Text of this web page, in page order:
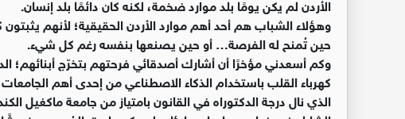
وهؤلاء الشباب هم أحد أهم موارد الأردن الحقيقية؛ لأنهم
حين تُمنح له الفرصة… أو حين يصنعها بنفسه رغم كل شيء.
وكم أسعدني مؤخرًا أن أشارك أصدقائي فرحتهم بتخرّج
كهرباء القلب باستخدام الذكاء الاصطناعي من إحدى أهم
الذي نال درجة الدكتوراه في القانون بامتياز من جامعة ماكغيل